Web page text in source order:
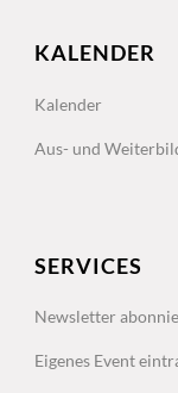
KALENDER
Kalender
Aus- und
SERVICES
Newsletter
Eigenes Event